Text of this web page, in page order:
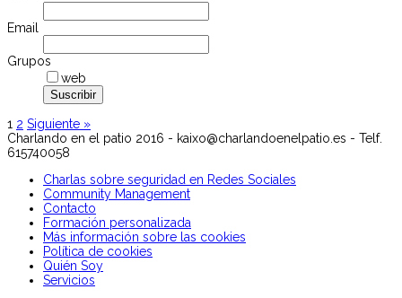
Email
Grupos
web
1 2 Siguiente »
Charlando en el patio 2016 - kaixo@charlandoenelpatio.es - Telf.
615740058
Charlas sobre seguridad en Redes Sociales
Community Management
Contacto
Formación personalizada
Más información sobre las cookies
Política de cookies
Quién Soy
Servicios